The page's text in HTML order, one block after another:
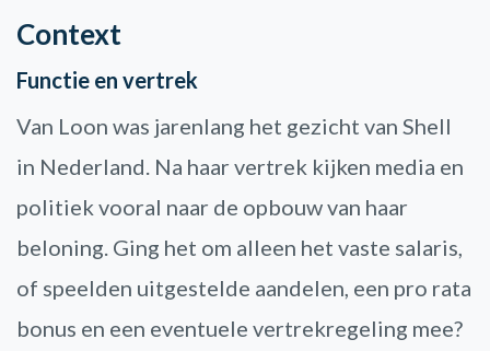
Context
Functie en vertrek
Van Loon was jarenlang het gezicht van Shell
in Nederland. Na haar vertrek kijken media en
politiek vooral naar de opbouw van haar
beloning. Ging het om alleen het vaste salaris,
of speelden uitgestelde aandelen, een pro rata
bonus en een eventuele vertrekregeling mee?